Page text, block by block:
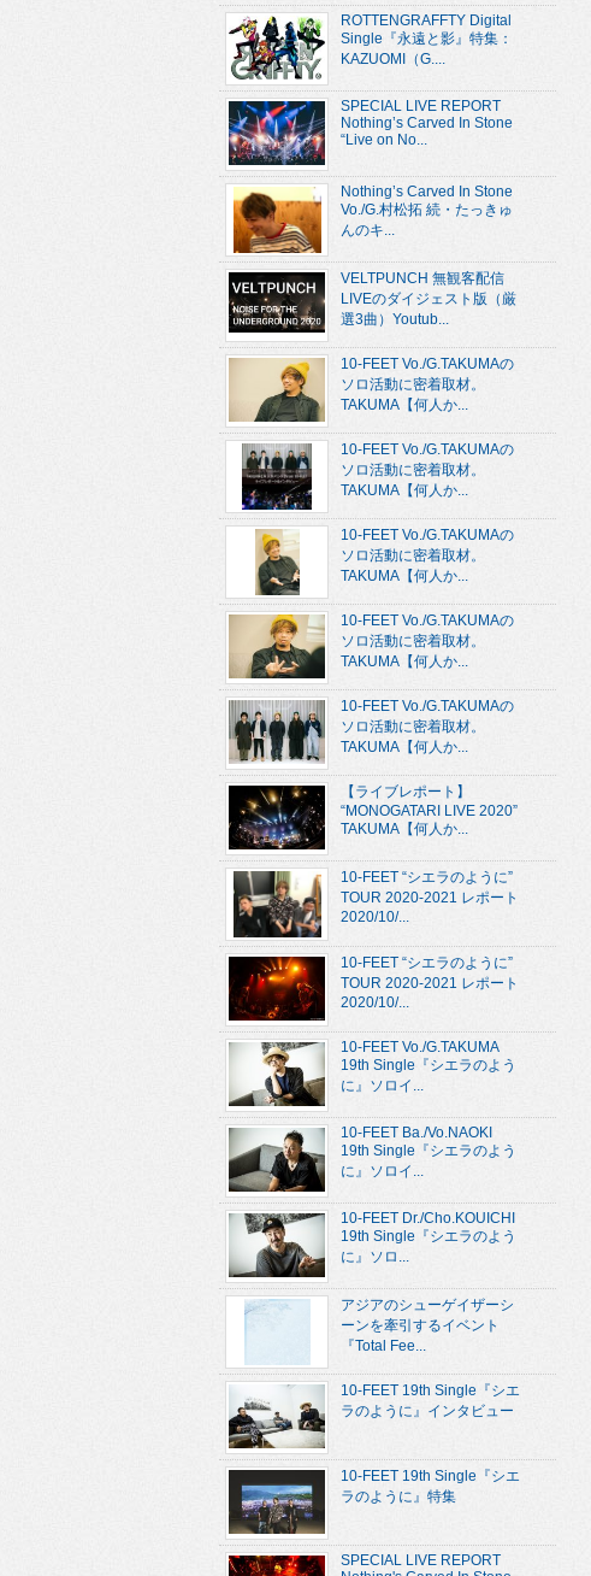
ROTTENGRAFFTY Digital
Single『永遠と影』特集：
KAZUOMI（G....
SPECIAL LIVE REPORT
Nothing’s Carved In Stone
“Live on No...
Nothing’s Carved In Stone
Vo./G.村松拓 続・たっきゅ
んのキ...
VELTPUNCH 無観客配信
LIVEのダイジェスト版（厳
選3曲）Youtub...
10-FEET Vo./G.TAKUMAの
ソロ活動に密着取材。
TAKUMA【何人か...
10-FEET Vo./G.TAKUMAの
ソロ活動に密着取材。
TAKUMA【何人か...
10-FEET Vo./G.TAKUMAの
ソロ活動に密着取材。
TAKUMA【何人か...
10-FEET Vo./G.TAKUMAの
ソロ活動に密着取材。
TAKUMA【何人か...
10-FEET Vo./G.TAKUMAの
ソロ活動に密着取材。
TAKUMA【何人か...
【ライブレポート】
“MONOGATARI LIVE 2020”
TAKUMA【何人か...
10-FEET “シエラのように”
TOUR 2020-2021 レポート
2020/10/...
10-FEET “シエラのように”
TOUR 2020-2021 レポート
2020/10/...
10-FEET Vo./G.TAKUMA
19th Single『シエラのよう
に』ソロイ...
10-FEET Ba./Vo.NAOKI
19th Single『シエラのよう
に』ソロイ...
10-FEET Dr./Cho.KOUICHI
19th Single『シエラのよう
に』ソロ...
アジアのシューゲイザーシ
ーンを牽引するイベント
『Total Fee...
10-FEET 19th Single『シエ
ラのように』インタビュー
10-FEET 19th Single『シエ
ラのように』特集
SPECIAL LIVE REPORT